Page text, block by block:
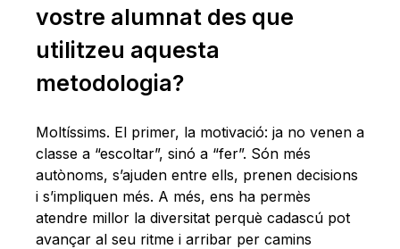
vostre alumnat des que
utilitzeu aquesta
metodologia?
Moltíssims. El primer, la motivació: ja no venen a
classe a “escoltar”, sinó a “fer”. Són més
autònoms, s’ajuden entre ells, prenen decisions
i s’impliquen més. A més, ens ha permès
atendre millor la diversitat perquè cadascú pot
avançar al seu ritme i arribar per camins